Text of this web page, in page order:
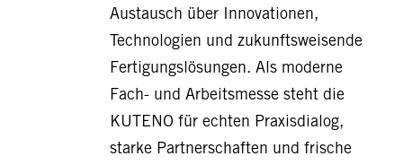
Austausch über Innovationen,
Technologien und zukunftsweisende
Fertigungslösungen. Als moderne
Fach- und Arbeitsmesse steht die
KUTENO für echten Praxisdialog,
starke Partnerschaften und frische